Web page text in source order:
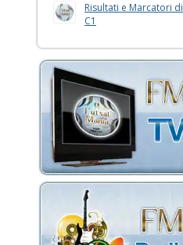
Risultati e Marcatori di
C1